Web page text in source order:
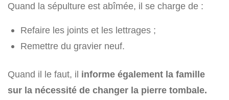
Quand la sépulture est abîmée, il se charge de :
Refaire les joints et les lettrages ;
Remettre du gravier neuf.
Quand il le faut, il informe également la famille
sur la nécessité de changer la pierre tombale.